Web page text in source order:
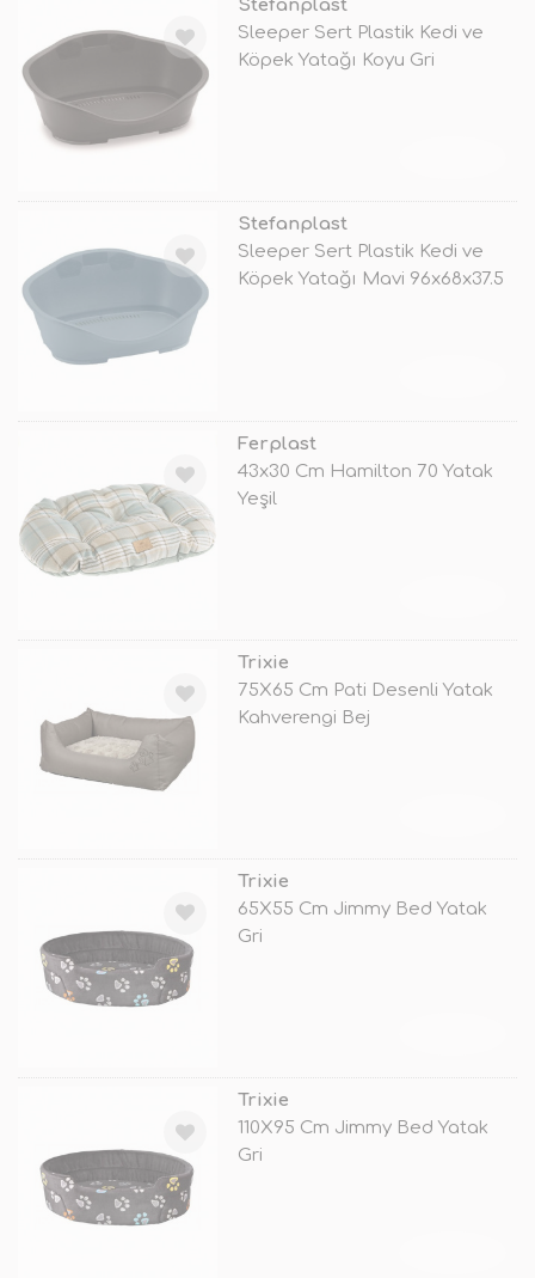
Stefanplast
Sleeper Sert Plastik Kedi ve
Köpek Yatağı Koyu Gri
Stefanplast
Sleeper Sert Plastik Kedi ve
Köpek Yatağı Mavi 96x68x37.5
Ferplast
43x30 Cm Hamilton 70 Yatak
Yeşil
Trixie
75X65 Cm Pati Desenli Yatak
Kahverengi Bej
Trixie
65X55 Cm Jimmy Bed Yatak
Gri
Trixie
110X95 Cm Jimmy Bed Yatak
Gri